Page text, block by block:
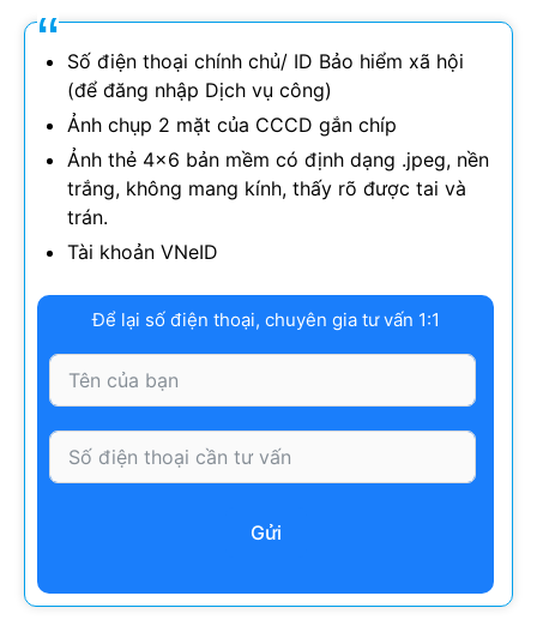
Số điện thoại chính chủ/ ID Bảo hiểm xã hội
(để đăng nhập Dịch vụ công)
Ảnh chụp 2 mặt của CCCD gắn chíp
Ảnh thẻ 4×6 bản mềm có định dạng .jpeg, nền
trắng, không mang kính, thấy rõ được tai và
trán.
Tài khoản VNeID
Để lại số điện thoại, chuyên gia tư vấn 1:1
Gửi